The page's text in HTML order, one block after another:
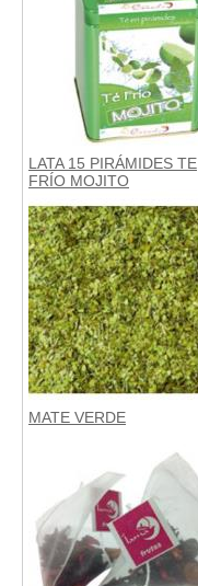
LATA 15 PIRÁMIDES TE
FRÍO MOJITO
MATE VERDE